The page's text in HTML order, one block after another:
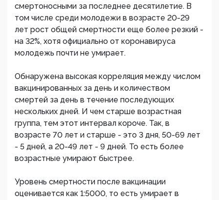
смертоносными за последнее десятилетие. В
том числе среди молодежи в возрасте 20-29
лет рост общей смертности еще более резкий -
на 32%, хотя официально от коронавируса
молодежь почти не умирает.
Обнаружена высокая корреляция между числом
вакцинированных за день и количеством
смертей за день в течение последующих
нескольких дней. И чем старше возрастная
группа, тем этот интервал короче. Так, в
возрасте 70 лет и старше - это 3 дня, 50-69 лет
- 5 дней, а 20-49 лет - 9 дней. То есть более
возрастные умирают быстрее.
Уровень смертности после вакцинации
оценивается как 1:5000, то есть умирает в